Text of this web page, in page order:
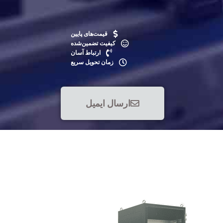
قیمت‌های پایین
کیفیت تضمین‌شده
ارتباط آسان
زمان تحویل سریع
ارسال ایمیل